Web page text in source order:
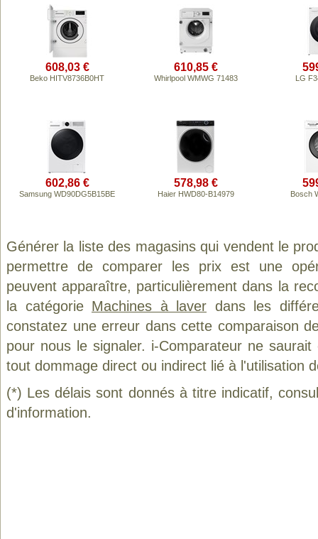
608,03 €
Beko HITV8736B0HT
610,85 €
Whirlpool WMWG 71483 LG
602,86 €
Samsung WD90DG5B15BE
578,98 €
Haier HWD80-B14979 Bosch
Générer la liste des magasins qui vendent le
permettre de comparer les prix est une
peuvent apparaître, particulièrement dans la
la catégorie Machines à laver dans les
constatez une erreur dans cette comparaison
pour nous le signaler. i-Comparateur ne
tout dommage direct ou indirect lié à l'utilisation
(*) Les délais sont donnés à titre indicatif,
d'information.